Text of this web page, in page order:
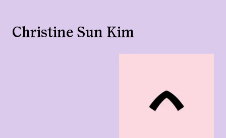
Christine Sun Kim